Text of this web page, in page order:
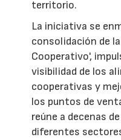
territorio.
La iniciativa se
consolidación de
Cooperativo',
visibilidad de los
cooperativas y
los puntos de
reúne a decenas
diferentes